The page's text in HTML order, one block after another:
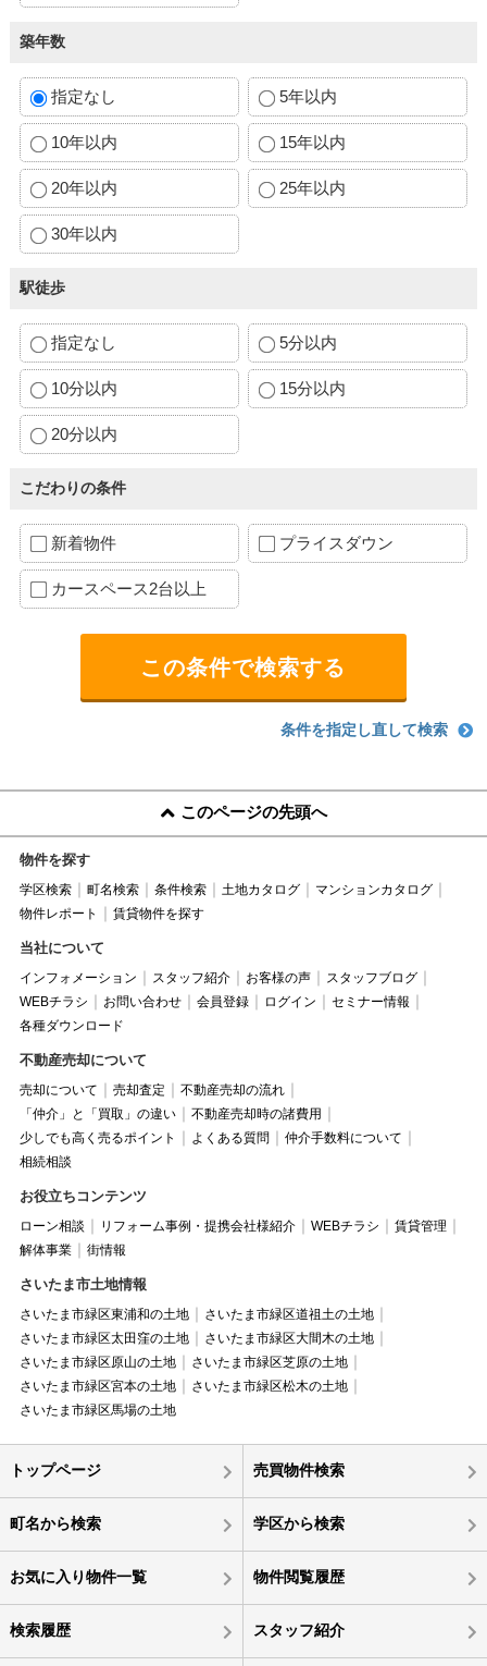
築年数
指定なし 5年以内
10年以内 15年以内
20年以内 25年以内
30年以内
駅徒歩
指定なし 5分以内
10分以内 15分以内
20分以内
こだわりの条件
新着物件 プライスダウン
カースペース2台以上
条件を指定し直して検索
このページの先頭へ
物件を探す
学区検索 町名検索 条件検索 土地カタログ
マンションカタログ
物件レポート
賃貸物件を探す
当社について
インフォメーション スタッフ紹介 お客様の声
スタッフブログ
WEBチラシ
お問い合わせ 会員登録 ログイン
セミナー情報
各種ダウンロード
不動産売却について
売却について 売却査定
不動産売却の流れ
「仲介」と「買取」の違い
不動産売却時の諸費用
少しでも高く売るポイント
よくある質問
仲介手数料について
相続相談
お役立ちコンテンツ
ローン相談 リフォーム事例・提携会社様紹介 WEBチラシ
賃貸管理
解体事業
街情報
さいたま市土地情報
さいたま市緑区東浦和の土地
さいたま市緑区道祖土の土地
さいたま市緑区太田窪の土地
さいたま市緑区大間木の土地
さいたま市緑区原山の土地
さいたま市緑区芝原の土地
さいたま市緑区宮本の土地
さいたま市緑区松木の土地
さいたま市緑区馬場の土地
トップページ 売買物件検索
町名から検索 学区から検索
お気に入り物件一覧 物件閲覧履歴
検索履歴 スタッフ紹介